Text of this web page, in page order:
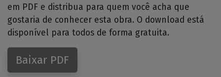
em PDF e distribua para quem você acha que
gostaria de conhecer esta obra. O download está
disponível para todos de forma gratuita.
Baixar PDF